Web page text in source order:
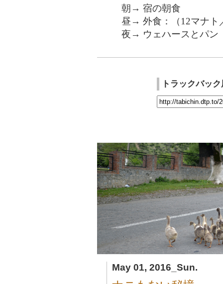
朝→ 宿の朝食
昼→ 外食：（12マナト
夜→ ウェハースとパン
トラックバッ
May 01, 2016_Sun.